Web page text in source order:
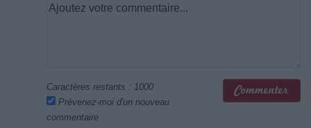
Caractères restants : 1000
Prévenez-moi d'un nouveau
commentaire